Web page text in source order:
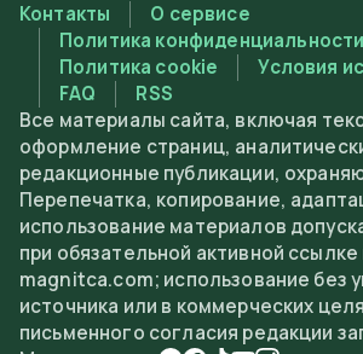
Контакты
О сервисе
Политика конфиденциальности
Политика cookie
Условия
FAQ
RSS
Все материалы сайта, включая
оформление страниц,
редакционные публикации,
Перепечатка, копирование,
использование материалов
при обязательной активной ссылке
magnitca.com; использование без
источника или в коммерческих
письменного согласия редакции